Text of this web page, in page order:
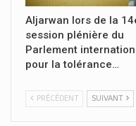
Aljarwan lors de la
session plénière du
Parlement
pour la tolérance…
PRÉCÉDENT SUIVANT